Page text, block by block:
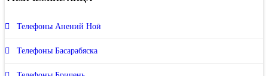
Телефоны Анений Ноӣ
Телефоны Басарабяска